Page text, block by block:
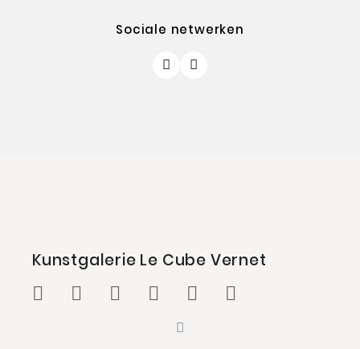
Sociale netwerken
Kunstgalerie Le Cube Vernet